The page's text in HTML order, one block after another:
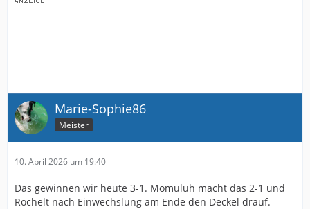
Marie-Sophie86
Meister
10. April 2026 um 19:40
Das gewinnen wir heute 3-1. Momuluh macht das 2-1 und
Rochelt nach Einwechslung am Ende den Deckel drauf.